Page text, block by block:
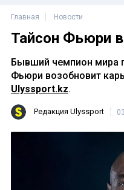
Главная Новости
Тайсон Фьюри
Бывший чемпион мира
Фьюри возобновит
Ulyssport.kz.
Редакция Ulyssport